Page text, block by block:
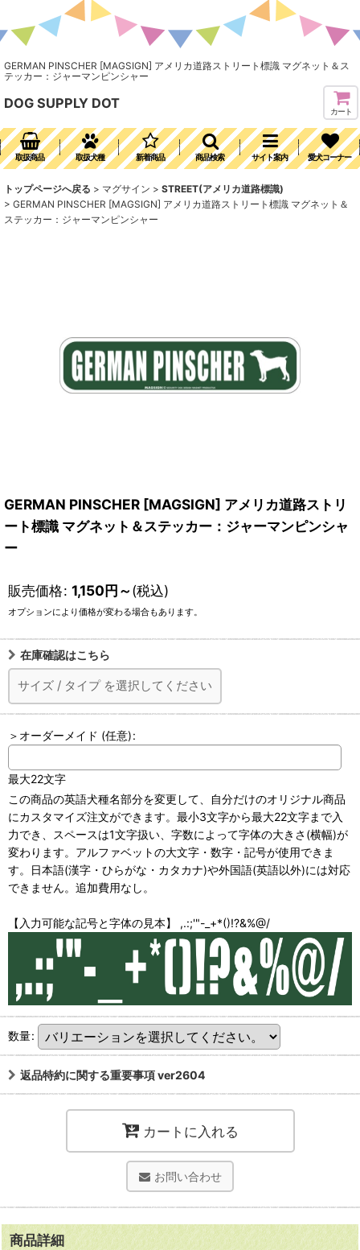
GERMAN PINSCHER [MAGSIGN] アメリカ道路ストリート標識 マグネット＆ス
テッカー：ジャーマンピンシャー
DOG SUPPLY DOT
カート
取扱商品 取扱犬種 新着商品 商品検索 サイト案内 愛犬コーナー
トップページへ戻る > マグサイン > STREET(アメリカ道路標識)
> GERMAN PINSCHER [MAGSIGN] アメリカ道路ストリート標識 マグネット＆
ステッカー：ジャーマンピンシャー
GERMAN PINSCHER [MAGSIGN] アメリカ道路ストリ
ート標識 マグネット＆ステッカー：ジャーマンピンシャ
ー
販売価格: 1,150円～(税込)
オプションにより価格が変わる場合もあります。
在庫確認はこちら
サイズ / タイプ を選択してください
＞オーダーメイド (任意):
最大22文字
この商品の英語犬種名部分を変更して、自分だけのオリジナル商品
にカスタマイズ注文ができます。最小3文字から最大22文字まで入
力でき、スペースは1文字扱い、字数によって字体の大きさ(横幅)が
変わります。アルファベットの大文字・数字・記号が使用できま
す。日本語(漢字・ひらがな・カタカナ)や外国語(英語以外)には対応
できません。追加費用なし。
【入力可能な記号と字体の見本】 ,.:;'"-_+*()!?&%@/
数量:
返品特約に関する重要事項 ver2604
カートに入れる
お問い合わせ
商品詳細